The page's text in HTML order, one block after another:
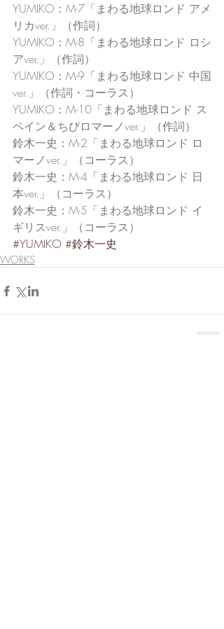
YUMIKO：M-7「まわる地球ロンド アメ
リカver.」（作詞）
YUMIKO：M-8「まわる地球ロンド ロシ
アver.」（作詞）
YUMIKO：M-9「まわる地球ロンド 中国
ver.」（作詞・コーラス）
YUMIKO：M-10「まわる地球ロンド ス
ペイン＆ちびロマーノver.」（作詞）
鈴木一史：M-2「まわる地球ロンド ロ
マーノver.」（コーラス）
鈴木一史：M-4「まわる地球ロンド 日
本ver.」（コーラス）
鈴木一史：M-5「まわる地球ロンド イ
ギリスver.」（コーラス）
#YUMIKO #鈴木一史
WORKS